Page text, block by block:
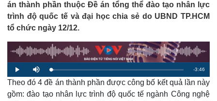
án thành phần thuộc Đề án tổng thể đào tạo nhân lực
trình độ quốc tế và đại học chia sẻ do UBND TP.HCM
tổ chức ngày 12/12.
P
l
a
y
M
u
L
o
d
d
R
e
-3:46
Theo đó 4 đề án thành phần được công bố kết quả lần này
gồm: đào tạo nhân lực trình độ quốc tế ngành Công nghệ